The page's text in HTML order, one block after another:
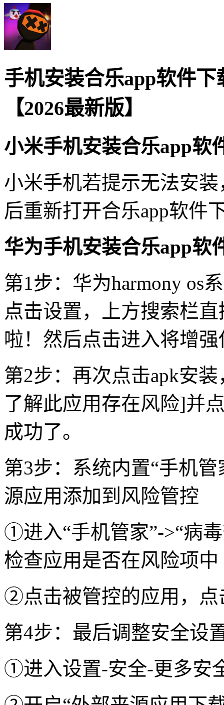
手机安装合乐app软件
【2026最新版】
小米手机安装合乐app软
小米手机若提示无法安
后重新打开合乐app软件
华为手机安装合乐app软
第1步：华为harmony os
点击设置，上方搜索栏
啦！然后点击进入将增
第2步：再次点击apk安
了解此应用存在风险]并
成功了。
第3步：系统内置“手机
源应用添加到风险管控
①进入“手机管家”->“病
检查应用是否在风险项中
②点击被管控的应用，点
第4步：最后调整安全设
①进入设置-安全-更多安